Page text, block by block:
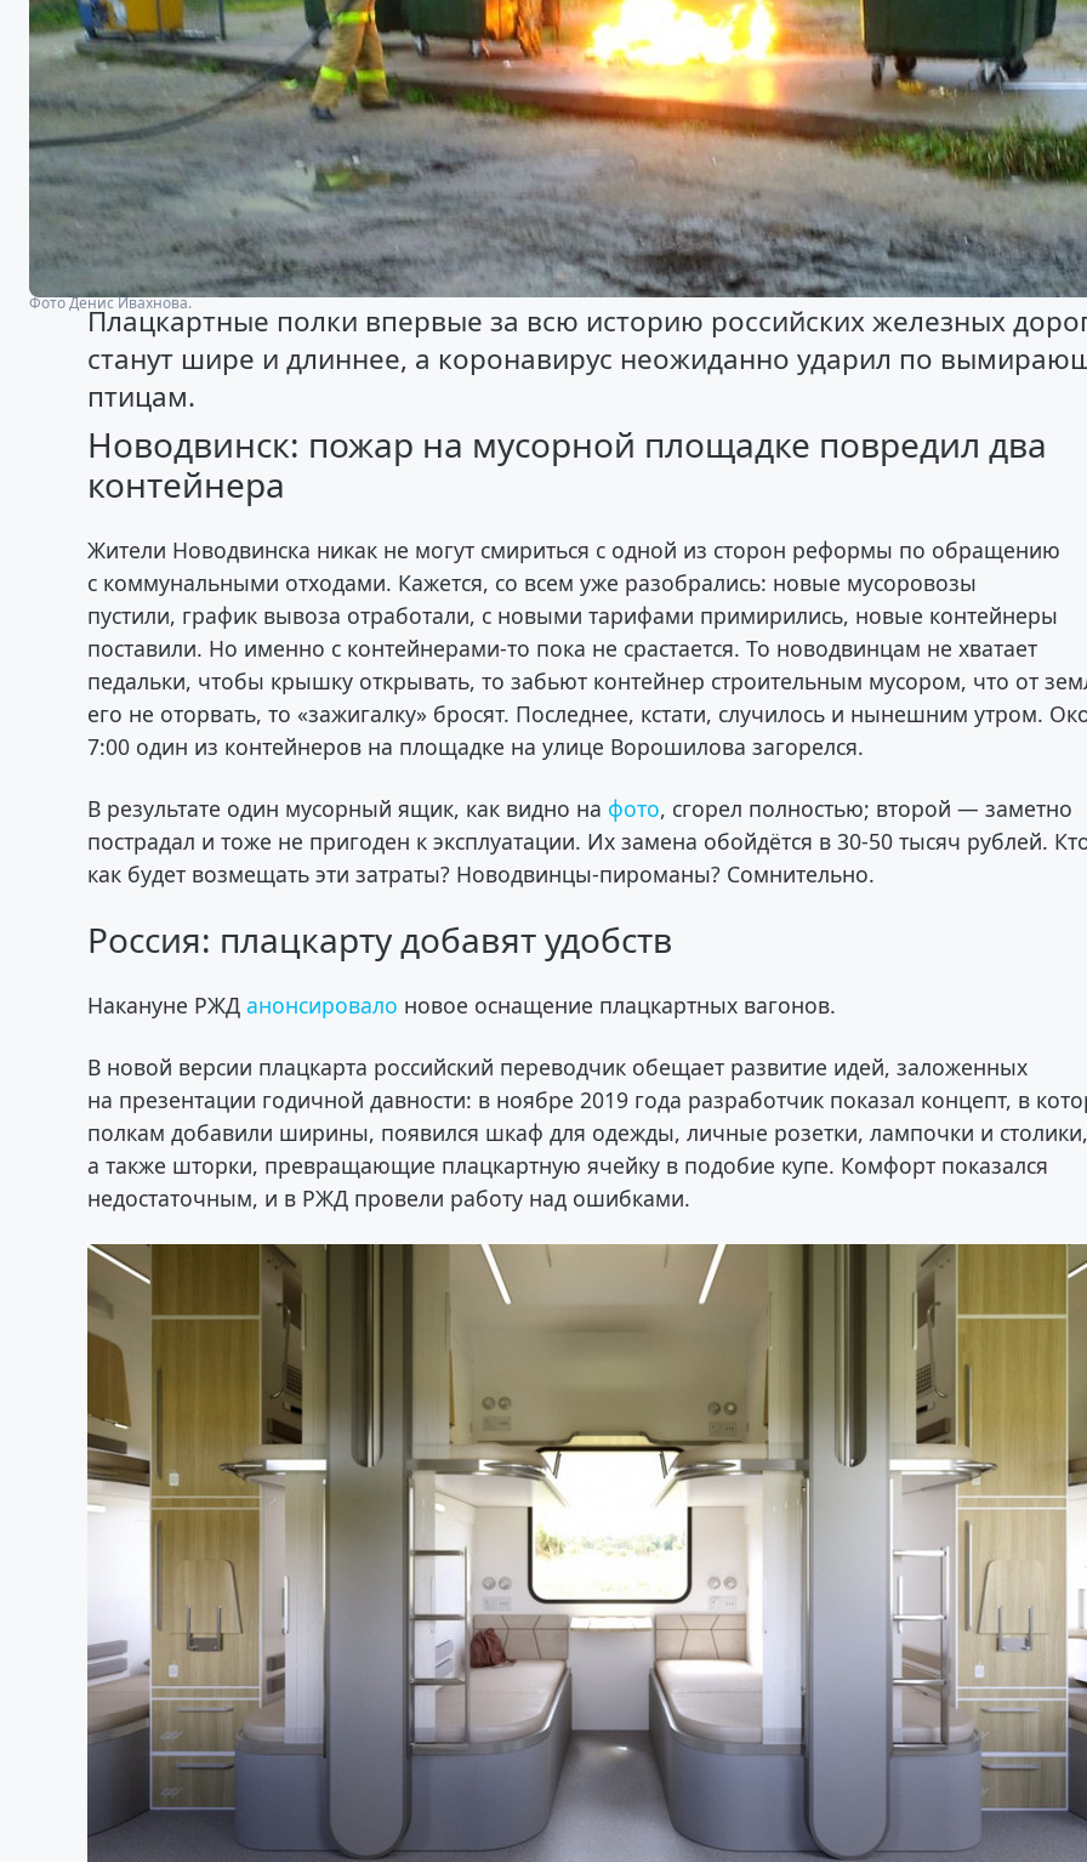
Фото Денис Ивахнова.
Плацкартные полки впервые за всю историю российских железных
станут шире и длиннее, а коронавирус неожиданно ударил по
птицам.
Новодвинск: пожар на мусорной площадке повредил два
контейнера
Жители Новодвинска никак не могут смириться с одной из сторон реформы по обращению
с коммунальными отходами. Кажется, со всем уже разобрались: новые мусоровозы
пустили, график вывоза отработали, с новыми тарифами примирились, новые контейнеры
поставили. Но именно с контейнерами-то пока не срастается. То новодвинцам не хватает
педальки, чтобы крышку открывать, то забьют контейнер строительным мусором, что от
его не оторвать, то «зажигалку» бросят. Последнее, кстати, случилось и нынешним утром.
7:00 один из контейнеров на площадке на улице Ворошилова загорелся.
В результате один мусорный ящик, как видно на фото, сгорел полностью; второй — заметно
пострадал и тоже не пригоден к эксплуатации. Их замена обойдётся в 30-50 тысяч рублей.
как будет возмещать эти затраты? Новодвинцы-пироманы? Сомнительно.
Россия: плацкарту добавят удобств
Накануне РЖДанонсировало новое оснащение плацкартных вагонов.
В новой версии плацкарта российский переводчик обещает развитие идей, заложенных
на презентации годичной давности: в ноябре 2019 года разработчик показал концепт, в
полкам добавили ширины, появился шкаф для одежды, личные розетки, лампочки и
а также шторки, превращающие плацкартную ячейку в подобие купе. Комфорт показался
недостаточным, и в РЖД провели работу над ошибками.